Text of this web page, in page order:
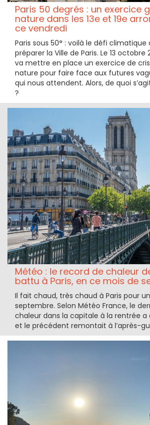
Paris 50 degrés : un exercice
nature dans les 13e et 19e
ce vendredi
Paris sous 50° : voilà le défi
préparer la Ville de Paris. Le 13 octobre
va mettre en place un exercice de
nature pour faire face aux futures
qui nous attendent. Alors, de quoi
?
Météo : le record de chaleur
battu à Paris, en ce mois de
Il fait chaud, très chaud à Paris pour
septembre. Selon Météo France, le
chaleur dans la capitale à la rentrée a
et le précédent remontait à l’après-